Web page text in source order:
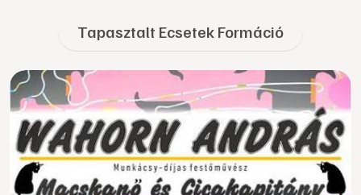
Tapasztalt Ecsetek Formáció